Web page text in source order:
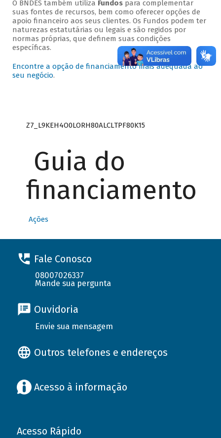
O BNDES também utiliza Fundospara complementar
suas fontes de recursos, bem como oferecer opções de
apoio financeiro aos seus clientes. Os Fundos podem ter
naturezas estatutárias ou legais e são regidos por
normas próprias, que definem suas condições
específicas.
Encontre a opção de financiamento mais adequada ao
seu negócio.
Z7_L9KEH4O0LORH80ALCLTPF80K15
Guia do
financiamento
Ações
Fale Conosco
08007026337
Mande sua pergunta
Ouvidoria
Envie sua mensagem
Outros telefones e endereços
Acesso à informação
Acesso Rápido